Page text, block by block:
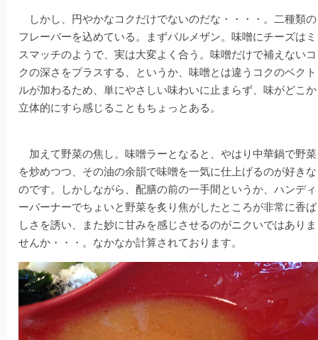
しかし、円やかなコクだけでないのだな・・・・。二種類の
フレーバーを込めている。まずパルメザン。味噌にチーズはミ
スマッチのようで、実は大変よく合う。味噌だけで補えないコ
クの深さをプラスする、というか、味噌とは違うコクのベクト
ルが加わるため、単にやさしい味わいに止まらず、味がどこか
立体的にすら感じることもちょっとある。
加えて野菜の焦し。味噌ラーとなると、やはり中華鍋で野菜
を炒めつつ、その油の余韻で味噌を一気に仕上げるのが好きな
のです。しかしながら、配膳の前の一手間というか、ハンディ
ーバーナーでちょいと野菜を炙り焦がしたところが非常に香ば
しさを誘い、また妙に甘みを感じさせるのがニクいではありま
せんか・・・。なかなか計算されております。